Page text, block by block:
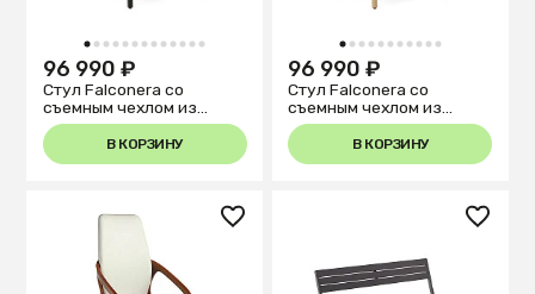
1 2 3 4 5 6 7 8 9 10111213
96 990 ₽
Стул Falconera со
съемным чехлом из
массива дуба с черной
отделкой FSC Mix Credit
В КОРЗИНУ
1 2 3 4 5 6 7 8 9 1011
96 990 ₽
Стул Falconera со
съемным чехлом из
массива дуба с
натуральной отделкой
FSC Mix Credit
В КОРЗИНУ